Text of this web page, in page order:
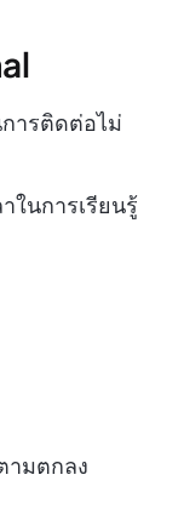
ารติดต่อไม่
ในการเรียนรู้
ามตกลง